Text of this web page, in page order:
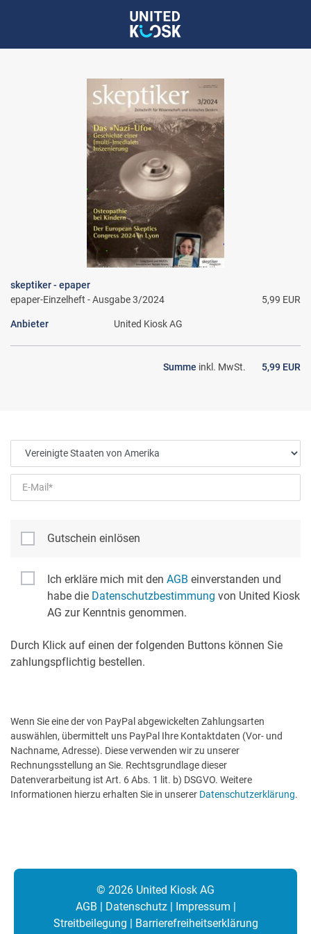
skeptiker - epaper
epaper-Einzelheft - Ausgabe 3/2024
5,99 EUR
Anbieter United Kiosk AG
Summe inkl. MwSt. 5,99 EUR
Gutschein einlösen
Ich erkläre mich mit den AGB einverstanden und
habe die Datenschutzbestimmung von United Kiosk
AG zur Kenntnis genommen.
Durch Klick auf einen der folgenden Buttons können Sie
zahlungspflichtig bestellen.
Wenn Sie eine der von PayPal abgewickelten Zahlungsarten
auswählen, übermittelt uns PayPal Ihre Kontaktdaten (Vor- und
Nachname, Adresse). Diese verwenden wir zu unserer
Rechnungsstellung an Sie. Rechtsgrundlage dieser
Datenverarbeitung ist Art. 6 Abs. 1 lit. b) DSGVO. Weitere
Informationen hierzu erhalten Sie in unserer Datenschutzerklärung.
© 2026 United Kiosk AG
AGB | Datenschutz| Impressum |
Streitbeilegung | Barrierefreiheitserklärung